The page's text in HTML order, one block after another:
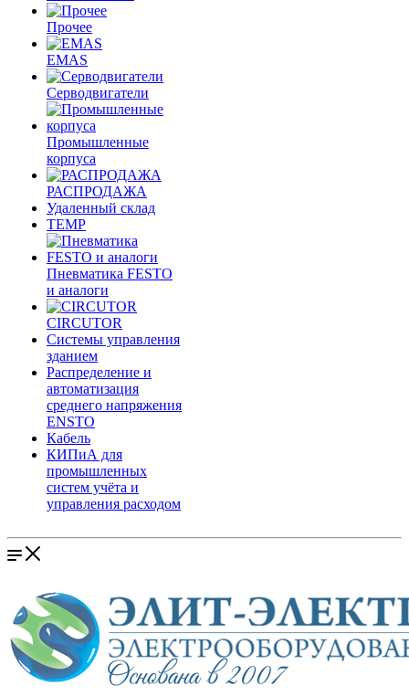
Прочее
EMAS
Cерводвигатели
Промышленные
корпуса
РАСПРОДАЖА
Удаленный склад
TEMP
Пневматика FESTO
и аналоги
CIRCUTOR
Системы управления
зданием
Распределение и
автоматизация
среднего напряжения
ENSTO
Кабель
КИПиА для
промышленных
систем учёта и
управления расходом